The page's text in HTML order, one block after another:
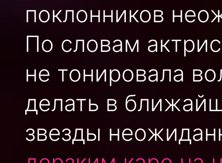
поклонников
По словам
не тонировала
делать в
звезды